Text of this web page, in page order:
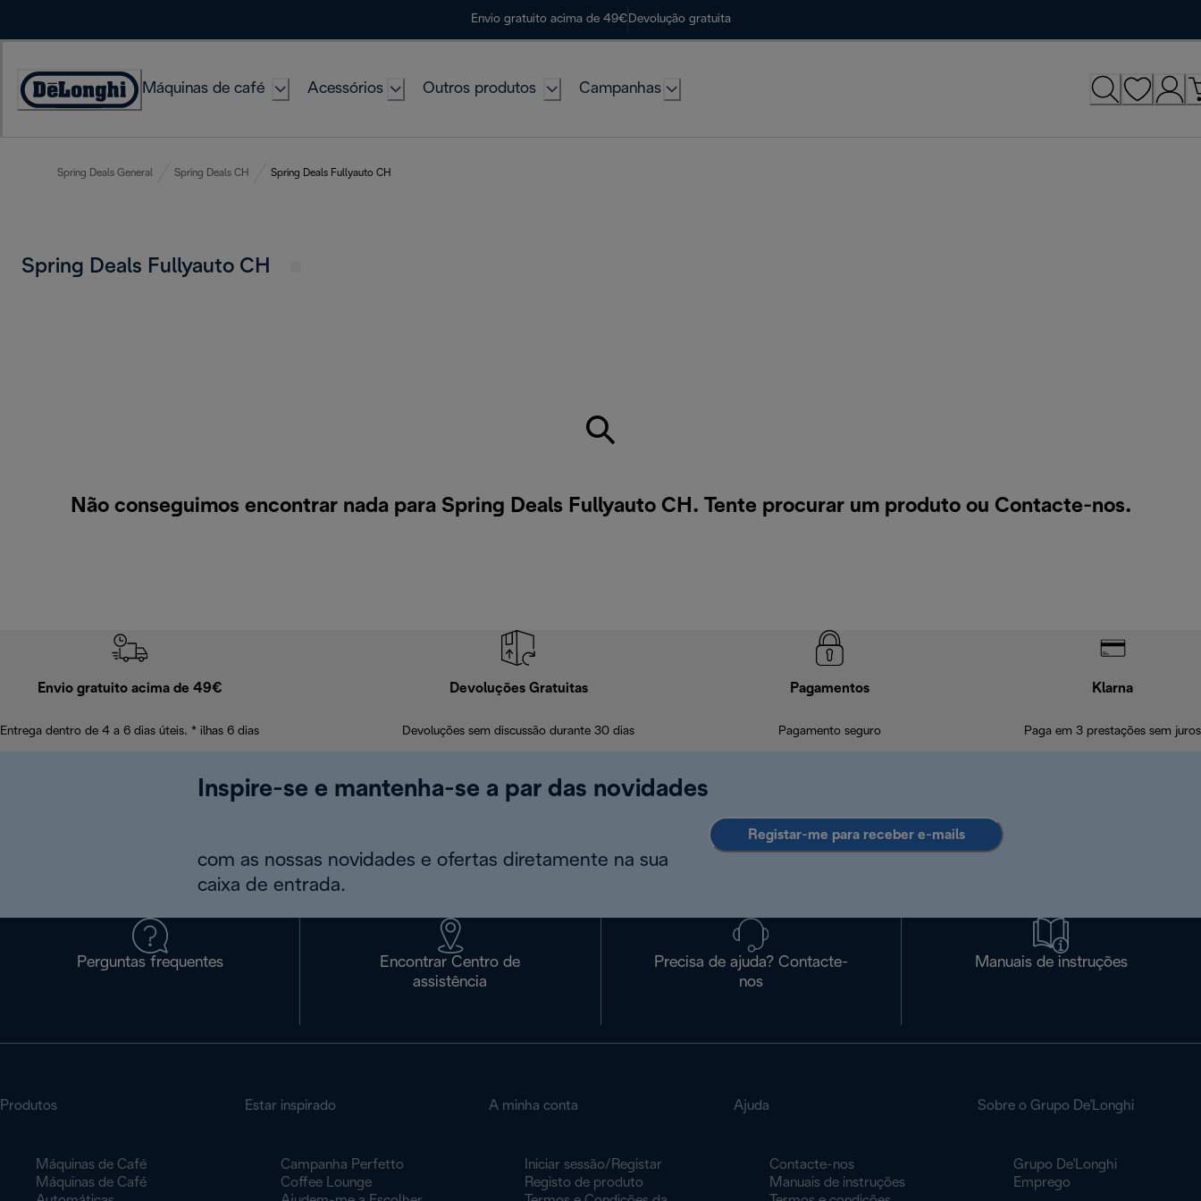
Envio gratuito acima de 49€ Devolução gratuita
Accessibility
Máquinas de café Acessórios Outros produtos Campanhas
Spring Deals General Spring Deals CH Spring Deals Fullyauto CH
Spring Deals Fullyauto CH
Não conseguimos encontrar nada para Spring Deals Fullyauto CH. Tente procurar um produto ou Contacte-nos.
Envio gratuito acima de 49€
Entrega dentro de 4 a 6 dias úteis. * ilhas 6 dias
Devoluções Gratuitas
Devoluções sem discussão durante 30 dias
Pagamentos
Pagamento seguro
Klarna
Paga em 3 prestações sem juros
Inspire-se e mantenha-se a par das novidades
com as nossas novidades e ofertas diretamente na sua
caixa de entrada.
Registar-me para receber e-mails
Perguntas frequentes
Encontrar Centro de
assistência
Precisa de ajuda? Contacte-
nos
Manuais de instruções
Produtos
Máquinas de Café
Máquinas de Café
Estar inspirado
Campanha Perfetto
Coffee Lounge
A minha conta
Iniciar sessão/Registar
Registo de produto
Ajuda
Contacte-nos
Manuais de instruções
Sobre o Grupo De'Longhi
Grupo De'Longhi
Emprego